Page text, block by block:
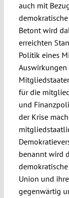
auch mit
Betont wird
erreichten
Politik eines
für die
und
der Krise
benannt wird
Union und
gegenwärtig